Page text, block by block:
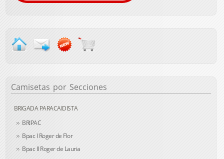
Camisetas por Secciones
BRIGADA PARACAIDISTA
BRIPAC
Bpac I Roger de Flor
Bpac II Roger de Lauria